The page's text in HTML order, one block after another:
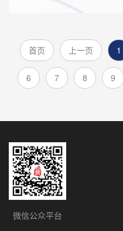
首页 上一页 1
6 7 8 9
微信公众平台